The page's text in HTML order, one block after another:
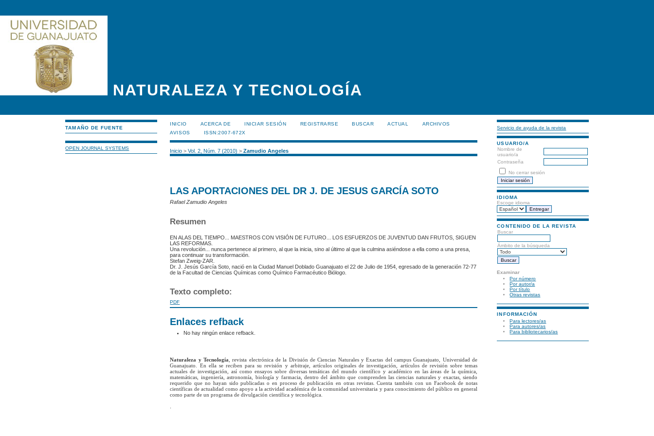
NATURALEZA Y TECNOLOGÍA
TAMAÑO DE FUENTE
OPEN JOURNAL SYSTEMS
Servicio de ayuda de la revista
USUARIO/A
Nombre de
usuario/a
Contraseña
No cerrar sesión
IDIOMA
Escoge idioma
CONTENIDO DE LA REVISTA
Buscar
Ámbito de la búsqueda
Examinar
Por número
Por autor/a
Por título
Otras revistas
INFORMACIÓN
Para lectores/as
Para autores/as
Para bibliotecarios/as
INICIO ACERCA DE INICIAR SESIÓN REGISTRARSE BUSCAR ACTUAL
ARCHIVOS
AVISOS
ISSN:2007-672X
Inicio >Vol. 2, Núm. 7 (2010) >Zamudio Angeles
LAS APORTACIONES DEL DR J. DE JESUS GARCÍA SOTO
Rafael Zamudio Angeles
Resumen
EN ALAS DEL TIEMPO... MAESTROS CON VISIÓN DE FUTURO... LOS ESFUERZOS DE JUVENTUD DAN FRUTOS, SIGUEN
LAS REFORMAS.
Una revolución... nunca pertenece al primero, al que la inicia, sino al último al que la culmina asiéndose a ella como a una presa,
para continuar su transformación.
Stefan Zweig-ZAR.
Dr. J. Jesús García Soto, nació en la Ciudad Manuel Doblado Guanajuato el 22 de Julio de 1954, egresado de la generación 72-77
de la Facultad de Ciencias Químicas como Químico Farmacéutico Biólogo.
Texto completo:
PDF
Enlaces refback
No hay ningún enlace refback.
Naturaleza y Tecnología , revista electrónica de la División de Ciencias Naturales y Exactas del campus Guanajuato, Universidad de
Guanajuato. En ella se reciben para su revisión y arbitraje, artículos originales de investigación, artículos de revisión sobre temas
actuales de investigación, así como ensayos sobre diversas temáticas del mundo científico y académico en las áreas de la química,
matemáticas, ingeniería, astronomía, biología y farmacia, dentro del ámbito que comprenden las ciencias naturales y exactas, siendo
requerido que no hayan sido publicadas o en proceso de publicación en otras revistas. Cuenta también con un Facebook de notas
científicas de actualidad como apoyo a la actividad académica de la comunidad universitaria y para conocimiento del público en general
como parte de un programa de divulgación científica y tecnológica.